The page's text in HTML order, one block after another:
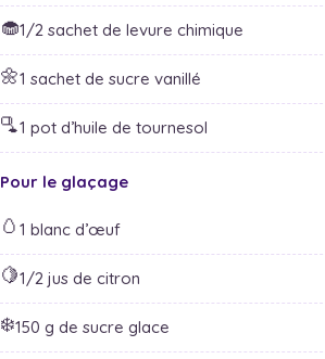
🧁1/2 sachet de levure chimique
🌼1 sachet de sucre vanillé
🫗1 pot d’huile de tournesol
Pour le glaçage
🥚 1 blanc d’œuf
🍋1/2 jus de citron
❄️150 g de sucre glace